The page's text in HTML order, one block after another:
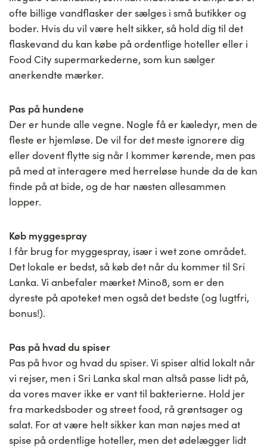
ofte billige vandflasker der sælges i små butikker og
boder. Hvis du vil være helt sikker, så hold dig til det
flaskevand du kan købe på ordentlige hoteller eller i
Food City supermarkederne, som kun sælger
anerkendte mærker.
Pas på hundene
Der er hunde alle vegne. Nogle få er kæledyr, men de
fleste er hjemløse. De vil for det meste ignorere dig
eller dovent flytte sig når I kommer kørende, men pas
på med at interagere med herreløse hunde da de kan
finde på at bide, og de har næsten allesammen
lopper.
Køb myggespray
I får brug for myggespray, især i wet zone området.
Det lokale er bedst, så køb det når du kommer til Sri
Lanka. Vi anbefaler mærket Mino8, som er den
dyreste på apoteket men også det bedste (og lugtfri,
bonus!).
Pas på hvad du spiser
Pas på hvor og hvad du spiser. Vi spiser altid lokalt når
vi rejser, men i Sri Lanka skal man altså passe lidt på,
da vores maver ikke er vant til bakterierne. Hold jer
fra markedsboder og street food, rå grøntsager og
salat. For at være helt sikker kan man nøjes med at
spise på ordentlige hoteller, men det ødelægger lidt